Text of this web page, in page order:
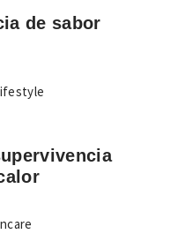
de sabor